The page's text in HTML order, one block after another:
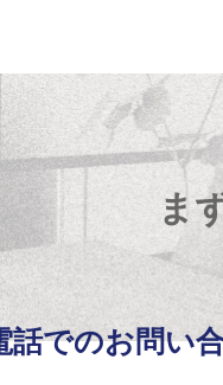
ま
話でのお問い